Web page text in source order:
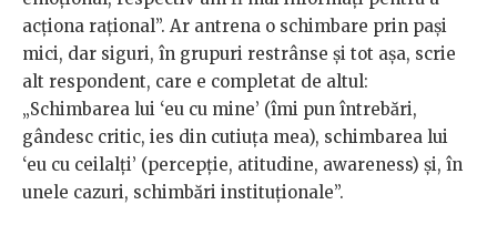
acționa rațional”. Ar antrena o schimbare prin paşi
mici, dar siguri, în grupuri restrânse şi tot aşa, scrie
alt respondent, care e completat de altul:
„Schimbarea lui ‘eu cu mine’ (îmi pun întrebări,
gândesc critic, ies din cutiuța mea), schimbarea lui
‘eu cu ceilalţi’ (percepţie, atitudine, awareness) şi, în
unele cazuri, schimbări instituţionale”.